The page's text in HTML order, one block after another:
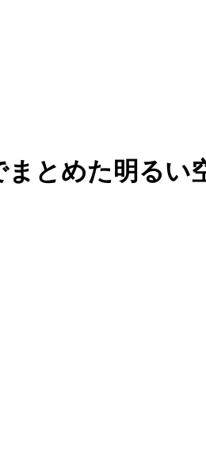
とめた明るい